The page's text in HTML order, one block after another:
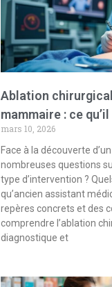
Ablation
mammaire : ce
mars 10, 2026
Face à la découverte
nombreuses questions
type d’intervention ?
qu’ancien assistant
repères concrets et des
comprendre l’ablation
diagnostique et